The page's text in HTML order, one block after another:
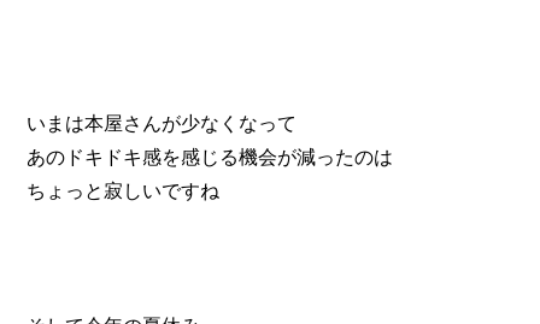
いまは本屋さんが少なくなって
あのドキドキ感を感じる機会が減ったのは
ちょっと寂しいですね